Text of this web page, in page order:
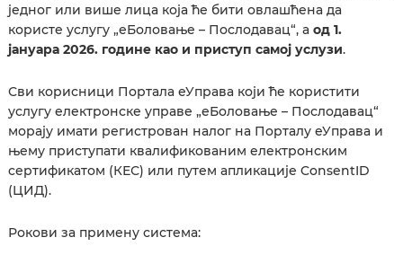
једног или више лица која ће бити овлашћена да
користе услугу „еБоловање – Послодавац“, а од 1.
јануара 2026. године као и приступ самој услузи.
Сви корисници Портала еУправа који ће користити
услугу електронске управе „еБоловање – Послодавац“
морају имати регистрован налог на Порталу еУправа и
њему приступати квалификованим електронским
сертификатом (КЕС) или путем апликације ConsentID
(ЦИД).
Рокови за примену система: